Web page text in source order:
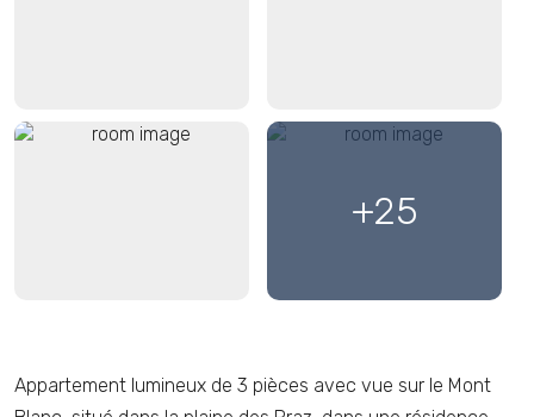
+25
Appartement lumineux de 3 pièces avec vue sur le Mont